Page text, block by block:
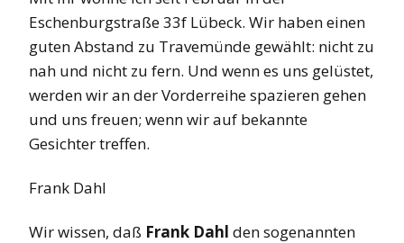
Eschenburgstraße 33f Lübeck. Wir haben einen
guten Abstand zu Travemünde gewählt: nicht zu
nah und nicht zu fern. Und wenn es uns gelüstet,
werden wir an der Vorderreihe spazieren gehen
und uns freuen; wenn wir auf bekannte
Gesichter treffen.
Frank Dahl
Wir wissen, daß Frank Dahl den sogenannten